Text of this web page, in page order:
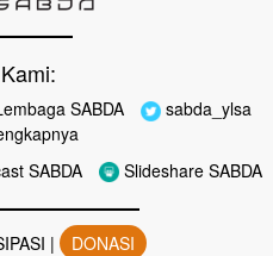
SABDA
sabda_ylsa
SABDA Slideshare SABDA
|
DONASI